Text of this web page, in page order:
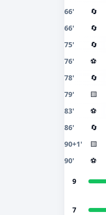
66' 🔄
66' 🔄
75' 🔄
76' ⚽
78' 🔄
79' 🟨
83' ⚽
86' 🔄
90+1' 🟨
90' ⚽
9
7